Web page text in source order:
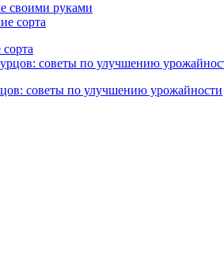
своими руками
советы по улучшению урожайности